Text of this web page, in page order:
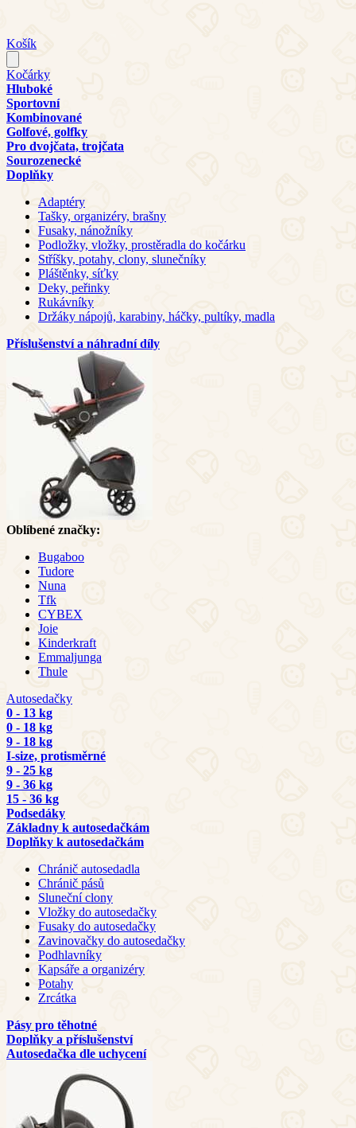
Košík
Kočárky
Hluboké
Sportovní
Kombinované
Golfové, golfky
Pro dvojčata, trojčata
Sourozenecké
Doplňky
Adaptéry
Tašky, organizéry, brašny
Fusaky, nánožníky
Podložky, vložky, prostěradla do kočárku
Stříšky, potahy, clony, slunečníky
Pláštěnky, síťky
Deky, peřinky
Rukávníky
Držáky nápojů, karabiny, háčky, pultíky, madla
Příslušenství a náhradní díly
Oblíbené značky:
Bugaboo
Tudore
Nuna
Tfk
CYBEX
Joie
Kinderkraft
Emmaljunga
Thule
Autosedačky
0 - 13 kg
0 - 18 kg
9 - 18 kg
I-size, protisměrné
9 - 25 kg
9 - 36 kg
15 - 36 kg
Podsedáky
Základny k autosedačkám
Doplňky k autosedačkám
Chránič autosedadla
Chránič pásů
Sluneční clony
Vložky do autosedačky
Fusaky do autosedačky
Zavinovačky do autosedačky
Podhlavníky
Kapsáře a organizéry
Potahy
Zrcátka
Pásy pro těhotné
Doplňky a příslušenství
Autosedačka dle uchycení